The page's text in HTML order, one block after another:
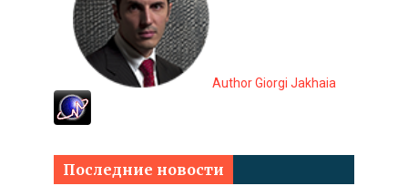
Author Giorgi Jakhaia
Последние новости